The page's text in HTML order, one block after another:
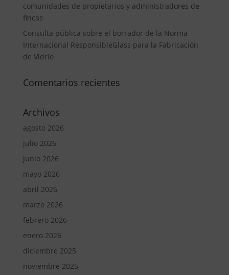
comunidades de propietarios y administradores de
fincas
Consulta pública sobre el borrador de la Norma
Internacional ResponsibleGlass para la Fabricación
de Vidrio
Comentarios recientes
Archivos
agosto 2026
julio 2026
junio 2026
mayo 2026
abril 2026
marzo 2026
febrero 2026
enero 2026
diciembre 2025
noviembre 2025